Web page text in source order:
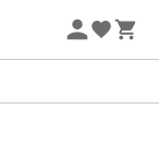
code Summer5